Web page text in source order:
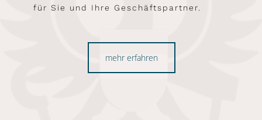
mehr erfahren
für Sie und Ihre Geschäftspartner.